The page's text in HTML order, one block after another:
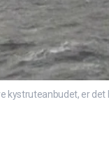
kystruteanbudet,